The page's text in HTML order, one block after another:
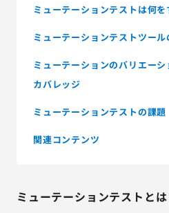
ミューテーションテストは何
ミューテーションテストツー
ミューテーションのバリエー
カバレッジ
ミューテーションテストの課題
関連コンテンツ
ミューテーションテストとは